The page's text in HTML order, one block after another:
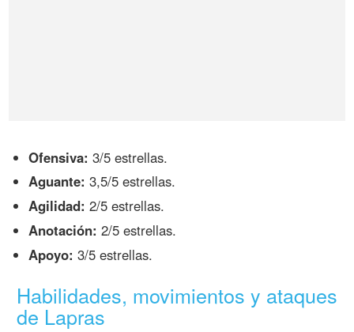
Ofensiva: 3/5 estrellas.
Aguante: 3,5/5 estrellas.
Agilidad: 2/5 estrellas.
Anotación: 2/5 estrellas.
Apoyo: 3/5 estrellas.
Habilidades, movimientos y ataques
de Lapras